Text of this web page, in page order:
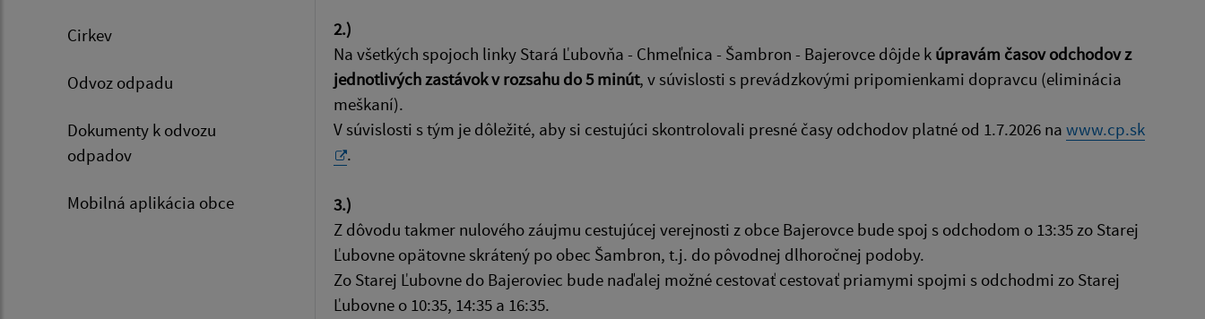
Cirkev
Odvoz odpadu
Dokumenty k odvozu
odpadov
Mobilná aplikácia obce
2.)
Na všetkých spojoch linky Stará Ľubovňa - Chmeľnica - Šambron - Bajerovce dôjde k úpravám časov odchodov z
jednotlivých zastávok v rozsahu do 5 minút, v súvislosti s prevádzkovými pripomienkami dopravcu (eliminácia
meškaní).
V súvislosti s tým je dôležité, aby si cestujúci skontrolovali presné časy odchodov platné od 1.7.2026 na www.cp.sk
.
3.)
Z dôvodu takmer nulového záujmu cestujúcej verejnosti z obce Bajerovce bude spoj s odchodom o 13:35 zo Starej
Ľubovne opätovne skrátený po obec Šambron, t.j. do pôvodnej dlhoročnej podoby.
Zo Starej Ľubovne do Bajeroviec bude naďalej možné cestovať cestovať priamymi spojmi s odchodmi zo Starej
Ľubovne o 10:35, 14:35 a 16:35.